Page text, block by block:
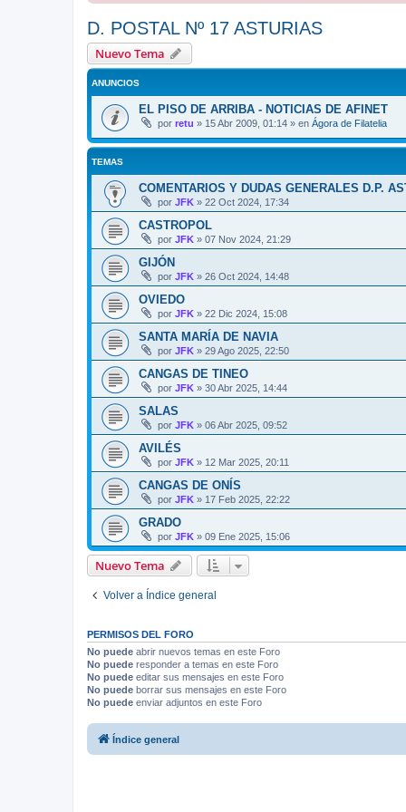
D. POSTAL Nº 17 ASTURIAS
Nuevo Tema
ANUNCIOS
EL PISO DE ARRIBA - NOTICIAS DE AFINET
por retu » 15 Abr 2009, 01:14 » en Ágora de Filatelia
TEMAS
COMENTARIOS Y DUDAS GENERALES D.P.
por JFK » 22 Oct 2024, 17:34
CASTROPOL
por JFK » 07 Nov 2024, 21:29
GIJÓN
por JFK » 26 Oct 2024, 14:48
OVIEDO
por JFK » 22 Dic 2024, 15:08
SANTA MARÍA DE NAVIA
por JFK » 29 Ago 2025, 22:50
CANGAS DE TINEO
por JFK » 30 Abr 2025, 14:44
SALAS
por JFK » 06 Abr 2025, 09:52
AVILÉS
por JFK » 12 Mar 2025, 20:11
CANGAS DE ONÍS
por JFK » 17 Feb 2025, 22:22
GRADO
por JFK » 09 Ene 2025, 15:06
Nuevo Tema
Volver a Índice general
PERMISOS DEL FORO
No puede abrir nuevos temas en este Foro
No puede responder a temas en este Foro
No puede editar sus mensajes en este Foro
No puede borrar sus mensajes en este Foro
No puede enviar adjuntos en este Foro
Índice general